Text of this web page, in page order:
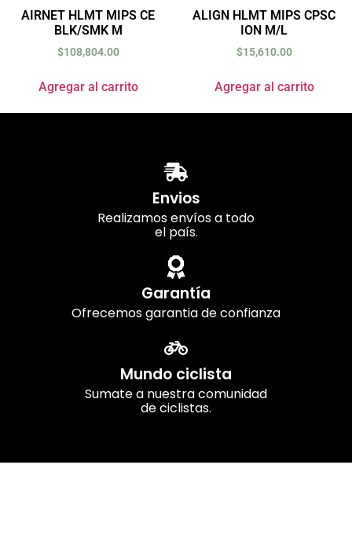
AIRNET HLMT MIPS CE
BLK/SMK M
$108,804.00
Agregar al carrito
ALIGN HLMT MIPS CPSC
ION M/L
$15,610.00
Agregar al carrito
Envios
Realizamos envíos a todo
el país.
Garantía
Ofrecemos garantia de confianza
Mundo ciclista
Sumate a nuestra comunidad
de ciclistas.